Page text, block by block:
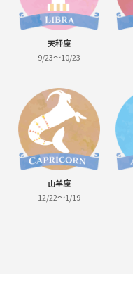
天秤座
9/23～10/23
山羊座
12/22～1/19